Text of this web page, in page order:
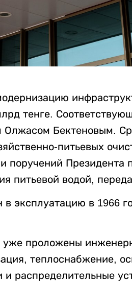
тенге.
Бектеновым.
питьевых
поручений Президента
питьевой водой,
эксплуатацию в 1966
уже проложены
теплоснабжение,
распределительные